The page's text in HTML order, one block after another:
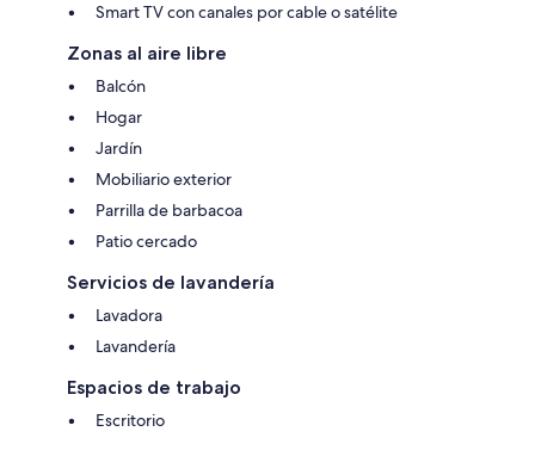
Smart TV con canales por cable o satélite
Zonas al aire libre
Balcón
Hogar
Jardín
Mobiliario exterior
Parrilla de barbacoa
Patio cercado
Servicios de lavandería
Lavadora
Lavandería
Espacios de trabajo
Escritorio